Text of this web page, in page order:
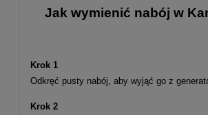
Jak wymienić nabój w
Krok 1
Odkręć pusty nabój, aby wyjąć go z
Krok 2